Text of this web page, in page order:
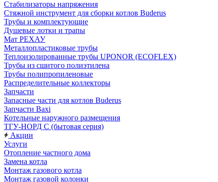
Стабилизаторы напряжения
Стяжной инструмент для сборки котлов Buderus
Трубы и комплектующие
Душевые лотки и трапы
Мат РЕХАУ
Металлопластиковые трубы
Теплоизолированные трубы UPONOR (ECOFLEX)
Трубы из сшитого полиэтилена
Трубы полипропиленовые
Распределительные коллекторы
Запчасти
Запасные части для котлов Buderus
Запчасти Baxi
Котельные наружного размещения
ТГУ-НОРД С (бытовая серия)
Акции
Услуги
Отопление частного дома
Замена котла
Монтаж газового котла
Монтаж газовой колонки